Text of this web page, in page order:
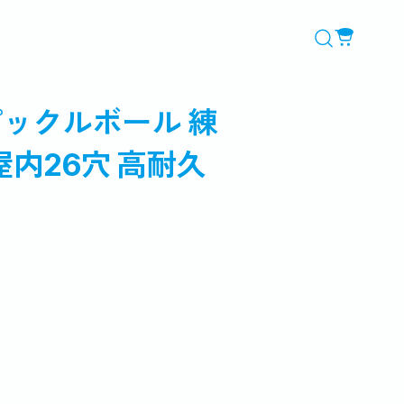
クルボール 練
内26穴 高耐久